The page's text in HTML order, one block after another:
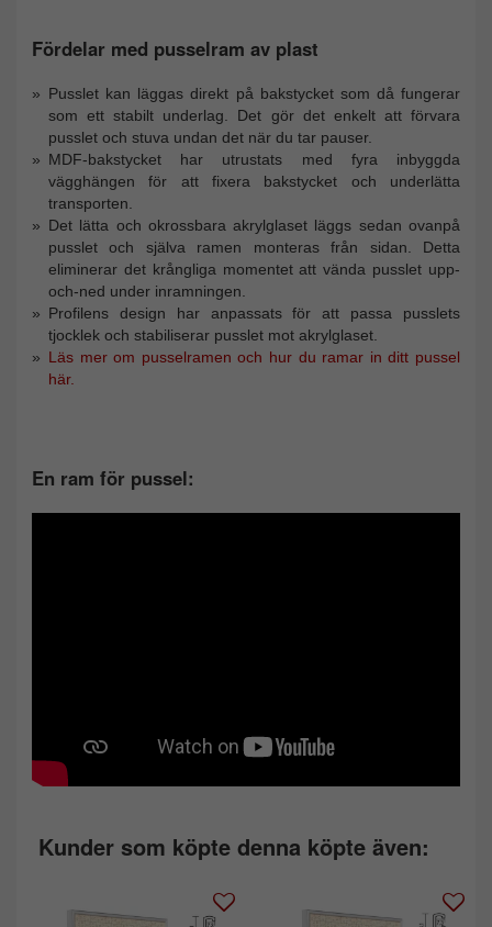
Fördelar med pusselram av plast
Pusslet kan läggas direkt på bakstycket som då fungerar
som ett stabilt underlag. Det gör det enkelt att förvara
pusslet och stuva undan det när du tar pauser.
MDF-bakstycket har utrustats med fyra inbyggda
vägghängen för att fixera bakstycket och underlätta
transporten.
Det lätta och okrossbara akrylglaset läggs sedan ovanpå
pusslet och själva ramen monteras från sidan. Detta
eliminerar det krångliga momentet att vända pusslet upp-
och-ned under inramningen.
Profilens design har anpassats för att passa pusslets
tjocklek och stabiliserar pusslet mot akrylglaset.
Läs mer om pusselramen och hur du ramar in ditt pussel
här.
En ram för pussel:
Kunder som köpte denna köpte även: